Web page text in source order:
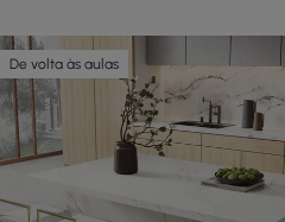
De volta às aulas